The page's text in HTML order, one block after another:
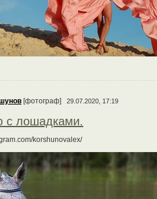
[фотограф] 29.07.2020, 17:19
с лошадками.
korshunovalex/